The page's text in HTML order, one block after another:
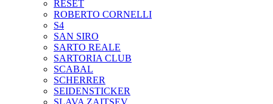
RESET
ROBERTO CORNELLI
S4
SAN SIRO
SARTO REALE
SARTORIA CLUB
SCABAL
SCHERRER
SEIDENSTICKER